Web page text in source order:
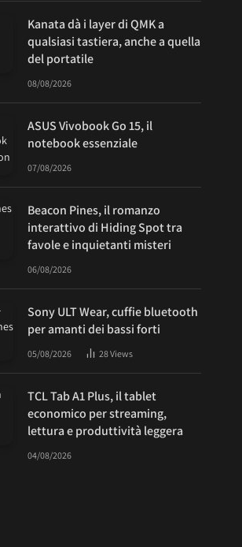
Kanata dà i layer di QMK a
qualsiasi tastiera, anche a quella
del portatile
08/08/2026
ASUS Vivobook Go 15, il
notebook essenziale
07/08/2026
Beacon Pines, il romanzo
interattivo di Hiding Spot tra
favole e inquietanti misteri
06/08/2026
Sony ULT Wear, cuffie bluetooth
per amanti dei bassi forti
05/08/2026 28Views
TCL Tab A1 Plus, il tablet
economico per streaming,
lettura e produttività leggera
04/08/2026